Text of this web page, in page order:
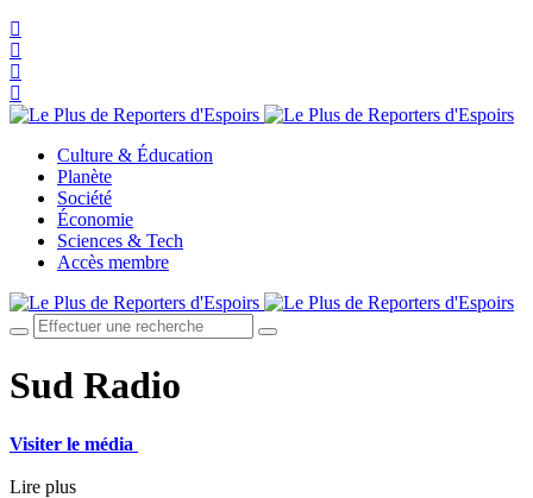
Culture & Éducation
Planète
Société
Économie
Sciences & Tech
Accès membre
Sud Radio
Visiter le média
Lire plus